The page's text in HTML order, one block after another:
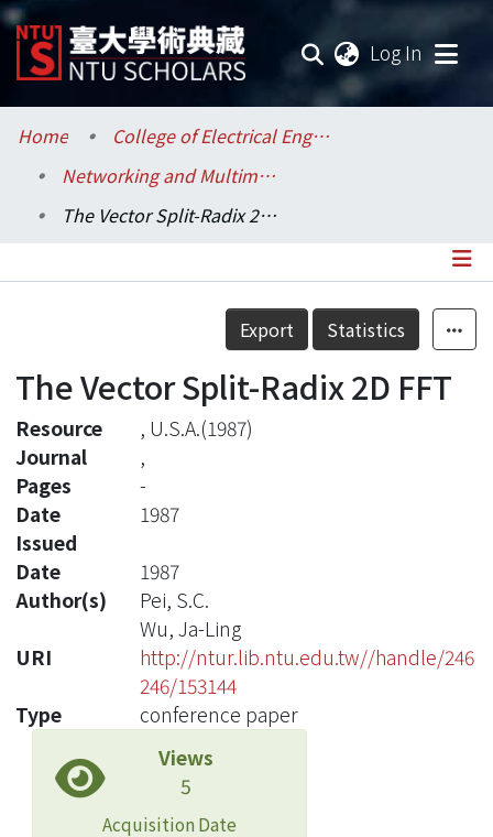
Log In
Communities & Collections
Research Outputs
Statistics
Home
College of Electrical Engineering and Computer Science / 電機資訊學院
Networking and Multimedia / 資訊網路與多媒體研究所
The Vector Split-Radix 2D FFT
Details
Export Statistics
The Vector Split-Radix 2D FFT
Resource
, U.S.A.(1987)
Journal
,
Pages
-
Date
Issued
1987
Date
1987
Author(s)
Pei, S.C.
Wu, Ja-Ling
URI
http://ntur.lib.ntu.edu.tw//handle/246
246/153144
Type
conference paper
Views
5
Acquisition Date